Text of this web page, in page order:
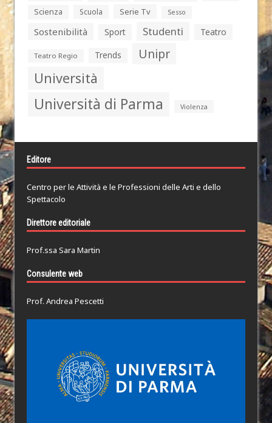
Scienza
Scuola Serie Tv Sesso
Sostenibilità Sport Studenti Teatro
Teatro Regio Trends Unipr
Università
Università di Parma Violenza
Editore
Centro per le Attività e le Professioni delle Arti e dello
Spettacolo
Direttore editoriale
Prof.ssa Sara Martin
Consulente web
Prof. Andrea Pescetti